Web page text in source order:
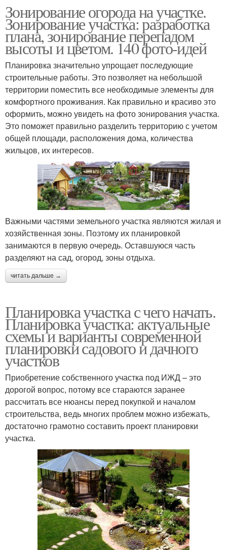
Зонирование огорода на участке.
Зонирование участка: разработка
плана, зонирование перепадом
высоты и цветом. 140 фото-идей
Планировка значительно упрощает последующие
строительные работы. Это позволяет на небольшой
территории поместить все необходимые элементы для
комфортного проживания. Как правильно и красиво это
оформить, можно увидеть на фото зонирования участка.
Это поможет правильно разделить территорию с учетом
общей площади, расположения дома, количества
жильцов, их интересов.
Важными частями земельного участка являются жилая и
хозяйственная зоны. Поэтому их планировкой
занимаются в первую очередь. Оставшуюся часть
разделяют на сад, огород, зоны отдыха.
читать дальше →
Планировка участка с чего начать.
Планировка участка: актуальные
схемы и варианты современной
планировки садового и дачного
участков
Приобретение собственного участка под ИЖД – это
дорогой вопрос, потому все стараются заранее
рассчитать все нюансы перед покупкой и началом
строительства, ведь многих проблем можно избежать,
достаточно грамотно составить проект планировки
участка.